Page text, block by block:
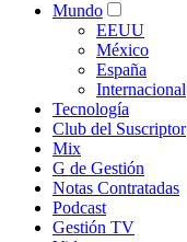
Mundo
EEUU
México
España
Internacional
Tecnología
Club del Suscriptor
Mix
G de Gestión
Notas Contratadas
Podcast
Gestión TV